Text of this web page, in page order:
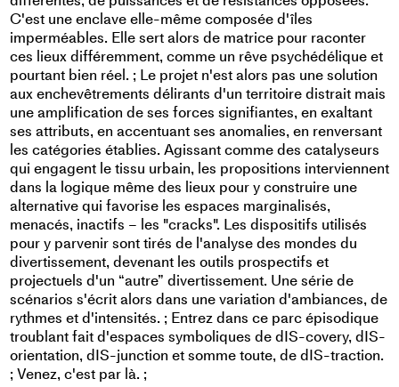
C'est une enclave elle-même composée d'îles
imperméables. Elle sert alors de matrice pour raconter
ces lieux différemment, comme un rêve psychédélique et
pourtant bien réel. ; Le projet n'est alors pas une solution
aux enchevêtrements délirants d'un territoire distrait mais
une amplification de ses forces signifiantes, en exaltant
ses attributs, en accentuant ses anomalies, en renversant
les catégories établies. Agissant comme des catalyseurs
qui engagent le tissu urbain, les propositions interviennent
dans la logique même des lieux pour y construire une
alternative qui favorise les espaces marginalisés,
menacés, inactifs – les "cracks". Les dispositifs utilisés
pour y parvenir sont tirés de l'analyse des mondes du
divertissement, devenant les outils prospectifs et
projectuels d'un “autre” divertissement. Une série de
scénarios s'écrit alors dans une variation d'ambiances, de
rythmes et d'intensités. ; Entrez dans ce parc épisodique
troublant fait d'espaces symboliques de dIS-covery, dIS-
orientation, dIS-junction et somme toute, de dIS-traction.
; Venez, c'est par là. ;